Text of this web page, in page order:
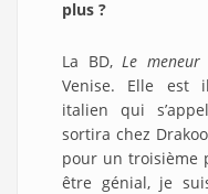
plus ?
La BD,Le
Venise. Elle est
italien qui
sortira chez
pour un troisième
être génial, je